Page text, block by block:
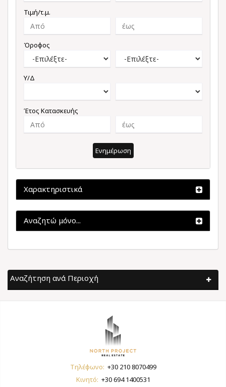
Τιμή/τ.μ.
Όροφος
Υ/Δ
Έτος Κατασκευής
Ενημέρωση
Χαρακτηριστικά
Αναζητώ μόνο...
Αναζήτηση ανά Περιοχή
Τηλέφωνο: +30 210 8070499
Κινητό: +30 694 1400531